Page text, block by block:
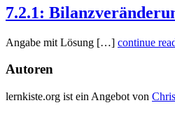
7.2.1:
Angabe mit Lösung […] continue
Autoren
lernkiste.org ist ein Angebot von